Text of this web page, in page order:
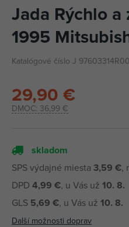
Jada Rýchlo
1995
Katalógové číslo J 97603314R00
DMOC: 36,99 €
29,90 €
skladom
SPS výdajné miesta 3,59 €,
DPD 4,99 €, u Vás už 10. 8.
GLS 5,69 €, u Vás už 10. 8.
Další možnosti doprav